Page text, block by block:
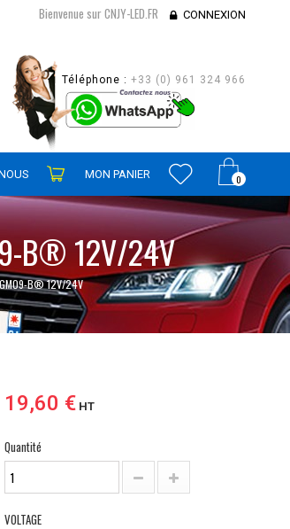
Bienvenue sur CNJY-LED.FR CONNEXION
Téléphone : +33 (0) 961 324 966
0
MON PANIER
B® 12V/24V
IGM09-B® 12V/24V
19,60 €HT
Quantité
VOLTAGE